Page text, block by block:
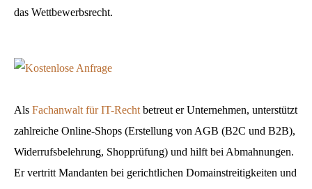
das Wettbewerbsrecht.
Als Fachanwalt für IT-Recht betreut er Unternehmen, unterstützt
zahlreiche Online-Shops (Erstellung von AGB (B2C und B2B),
Widerrufsbelehrung, Shopprüfung) und hilft bei Abmahnungen.
Er vertritt Mandanten bei gerichtlichen Domainstreitigkeiten und